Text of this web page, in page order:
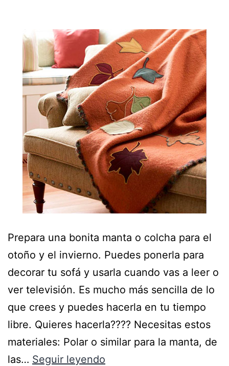
Prepara una bonita manta o colcha para el
otoño y el invierno. Puedes ponerla para
decorar tu sofá y usarla cuando vas a leer o
ver televisión. Es mucho más sencilla de lo
que crees y puedes hacerla en tu tiempo
libre. Quieres hacerla???? Necesitas estos
materiales: Polar o similar para la manta, de
las… Seguir leyendo